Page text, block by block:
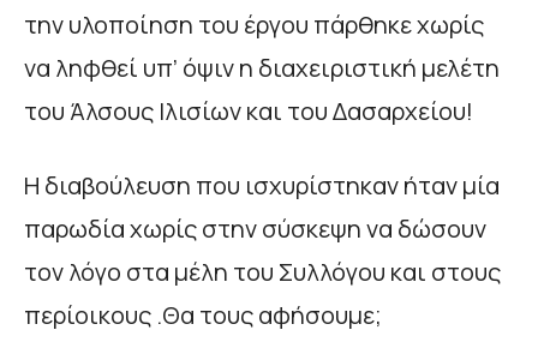
την υλοποίηση του έργου πάρθηκε χωρίς
να ληφθεί υπ’ όψιν η διαχειριστική μελέτη
του Άλσους Ιλισίων και του Δασαρχείου!
Η διαβούλευση που ισχυρίστηκαν ήταν μία
παρωδία χωρίς στην σύσκεψη να δώσουν
τον λόγο στα μέλη του Συλλόγου και στους
περίοικους .Θα τους αφήσουμε;